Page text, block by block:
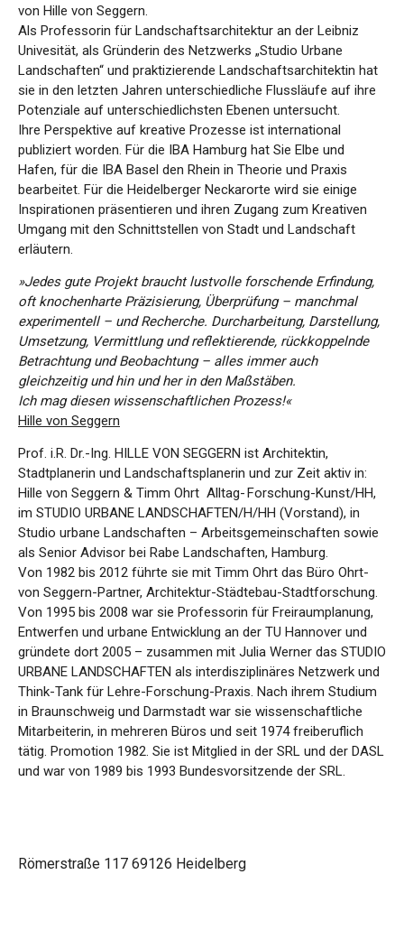
von Hille von Seggern.
Als Professorin für Landschaftsarchitektur an der Leibniz
Univesität, als Gründerin des Netzwerks „Studio Urbane
Landschaften“ und praktizierende Landschaftsarchitektin hat
sie in den letzten Jahren unterschiedliche Flussläufe auf ihre
Potenziale auf unterschiedlichsten Ebenen untersucht.
Ihre Perspektive auf kreative Prozesse ist international
publiziert worden. Für die IBA Hamburg hat Sie Elbe und
Hafen, für die IBA Basel den Rhein in Theorie und Praxis
bearbeitet. Für die Heidelberger Neckarorte wird sie einige
Inspirationen präsentieren und ihren Zugang zum Kreativen
Umgang mit den Schnittstellen von Stadt und Landschaft
erläutern.
»Jedes gute Projekt braucht lustvolle forschende Erfindung,
oft knochenharte Präzisierung, Überprüfung – manchmal
experimentell – und Recherche. Durcharbeitung, Darstellung,
Umsetzung, Vermittlung und reflektierende, rückkoppelnde
Betrachtung und Beobachtung – alles immer auch
gleichzeitig und hin und her in den Maßstäben.
Ich mag diesen wissenschaftlichen Prozess!«
Hille von Seggern
Prof. i.R. Dr.-Ing. HILLE VON SEGGERN ist Architektin,
Stadtplanerin und Landschaftsplanerin und zur Zeit aktiv in:
Hille von Seggern & Timm Ohrt Alltag- Forschung-Kunst/HH,
im STUDIO URBANE LANDSCHAFTEN/H/HH (Vorstand), in
Studio urbane Landschaften – Arbeitsgemeinschaften sowie
als Senior Advisor bei Rabe Landschaften, Hamburg.
Von 1982 bis 2012 führte sie mit Timm Ohrt das Büro Ohrt-
von Seggern-Partner, Architektur-Städtebau-Stadtforschung.
Von 1995 bis 2008 war sie Professorin für Freiraumplanung,
Entwerfen und urbane Entwicklung an der TU Hannover und
gründete dort 2005 – zusammen mit Julia Werner das STUDIO
URBANE LANDSCHAFTEN als interdisziplinäres Netzwerk und
Think-Tank für Lehre-Forschung-Praxis. Nach ihrem Studium
in Braunschweig und Darmstadt war sie wissenschaftliche
Mitarbeiterin, in mehreren Büros und seit 1974 freiberuflich
tätig. Promotion 1982. Sie ist Mitglied in der SRL und der DASL
und war von 1989 bis 1993 Bundesvorsitzende der SRL.
Römerstraße 117 69126 Heidelberg